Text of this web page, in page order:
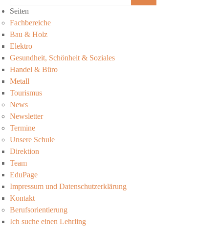
Seiten
Fachbereiche
Bau & Holz
Elektro
Gesundheit, Schönheit & Soziales
Handel & Büro
Metall
Tourismus
News
Newsletter
Termine
Unsere Schule
Direktion
Team
EduPage
Impressum und Datenschutzerklärung
Kontakt
Berufsorientierung
Ich suche einen Lehrling